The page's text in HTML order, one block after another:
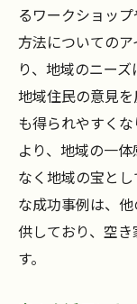
るワークショッ
方法についての
り、地域のニー
地域住民の意見
も得られやすく
より、地域の一
なく地域の宝と
な成功事例は、
供しており、空
す。